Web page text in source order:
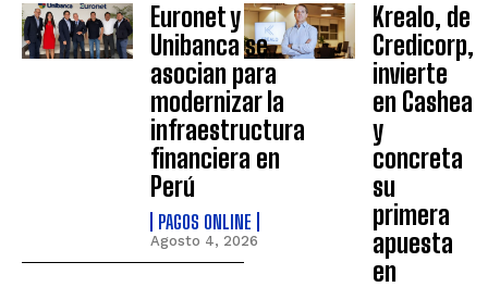
Euronet y
Unibanca se
asocian para
modernizar la
infraestructura
financiera en
Perú
PAGOS ONLINE
Agosto 4, 2026
Krealo, de
Credicorp,
invierte
en Cashea
y
concreta
su
primera
apuesta
en